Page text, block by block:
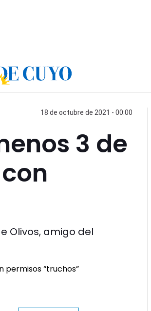
18 de octubre de 2021 - 00:00
3 de
Olivos, amigo del